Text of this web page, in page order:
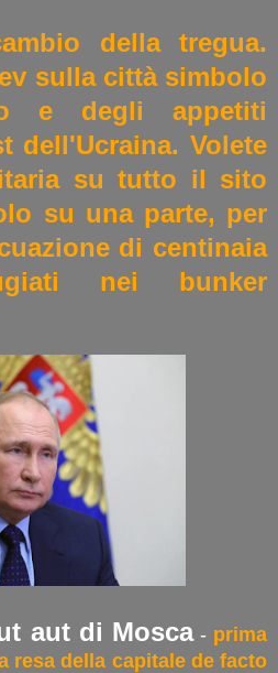
della tregua.
sulla città simbolo
e degli appetiti
dell'Ucraina. Volete
su tutto il sito
su una parte, per
di centinaia
nei bunker
aut di Mosca- prima
resa della capitale de facto